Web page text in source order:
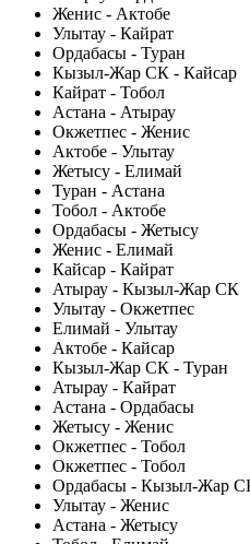
Женис - Актобе
Улытау - Кайрат
Ордабасы - Туран
Кызыл-Жар СК - Кайсар
Кайрат - Тобол
Астана - Атырау
Окжетпес - Женис
Актобе - Улытау
Жетысу - Елимай
Туран - Астана
Тобол - Актобе
Ордабасы - Жетысу
Женис - Елимай
Кайсар - Кайрат
Атырау - Кызыл-Жар СК
Улытау - Окжетпес
Елимай - Улытау
Актобе - Кайсар
Кызыл-Жар СК - Туран
Атырау - Кайрат
Астана - Ордабасы
Жетысу - Женис
Окжетпес - Тобол
Окжетпес - Тобол
Ордабасы - Кызыл-Жар
Улытау - Женис
Астана - Жетысу